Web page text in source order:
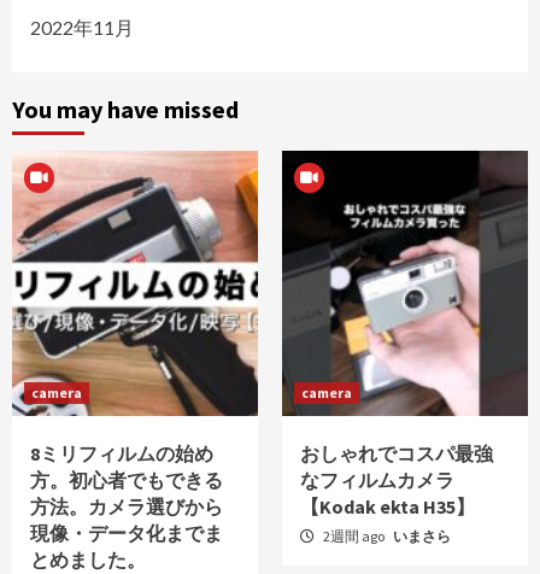
2022年11月
You may have missed
camera
8ミリフィルムの始め
方。初心者でもできる
方法。カメラ選びから
現像・データ化までま
とめました。
camera
おしゃれでコスパ最強
なフィルムカメラ
【Kodak ekta H35】
2週間 ago いまさら